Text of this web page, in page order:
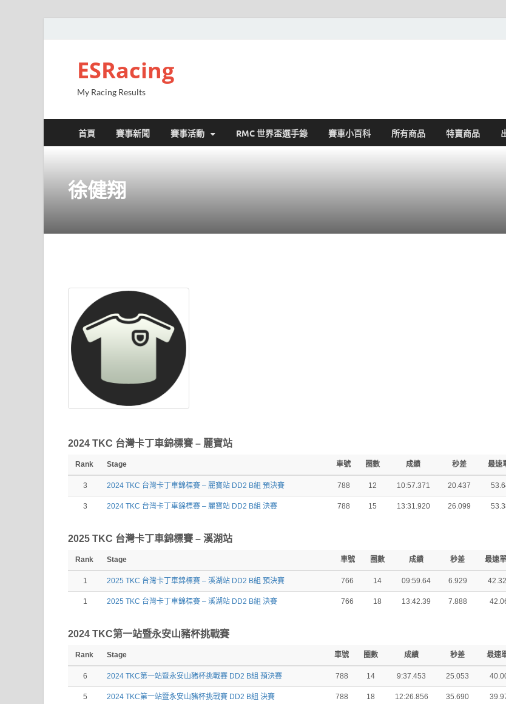
ESRacing
My Racing Results
首頁 賽事新聞 賽事活動 RMC 世界盃選手錄 賽車小百科 所有商品 特賣商品
徐健翔
2024 TKC 台灣卡丁車錦標賽 – 麗寶站
Rank Stage 車號 圈數 成績 秒差 最速
3 2024 TKC 台灣卡丁車錦標賽 – 麗寶站 DD2 B組 預決賽 788 12 10:57.371 20.437
3 2024 TKC 台灣卡丁車錦標賽 – 麗寶站 DD2 B組 決賽 788 15 13:31.920 26.099
2025 TKC 台灣卡丁車錦標賽 – 溪湖站
Rank Stage 車號 圈數 成績 秒差 最速
1 2025 TKC 台灣卡丁車錦標賽 – 溪湖站 DD2 B組 預決賽 766 14 09:59.64 6.929
1 2025 TKC 台灣卡丁車錦標賽 – 溪湖站 DD2 B組 決賽 766 18 13:42.39 7.888
2024 TKC第一站暨永安山豬杯挑戰賽
Rank Stage 車號 圈數 成績 秒差 最速
6 2024 TKC第一站暨永安山豬杯挑戰賽 DD2 B組 預決賽 788 14 9:37.453 25.053
5 2024 TKC第一站暨永安山豬杯挑戰賽 DD2 B組 決賽 788 18 12:26.856 35.690